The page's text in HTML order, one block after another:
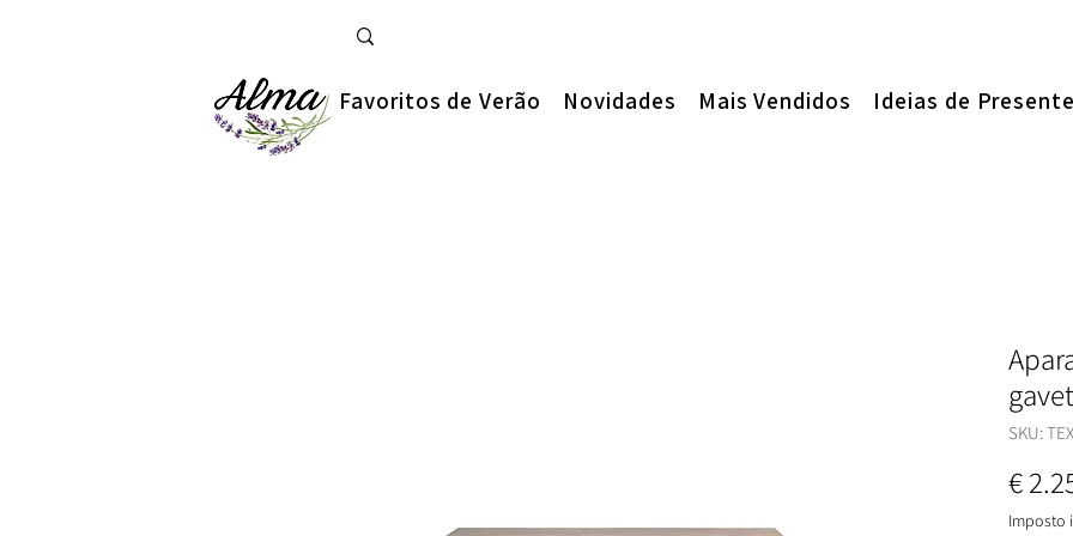
Favoritos de Verão Novidades Mais Vendidos Ideias de
SKU:
€
Imposto